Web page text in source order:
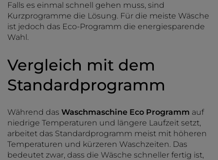
Falls es einmal schnell gehen muss, sind
Kurzprogramme die Lösung. Für die meiste Wäsche
ist jedoch das Eco-Programm die energiesparende
Wahl.
Vergleich mit dem
Standardprogramm
Während das Waschmaschine Eco Programm auf
niedrige Temperaturen und längere Laufzeit setzt,
arbeitet das Standardprogramm meist mit höheren
Temperaturen und kürzeren Waschzeiten. Das
bedeutet zwar, dass die Wäsche schneller fertig ist,